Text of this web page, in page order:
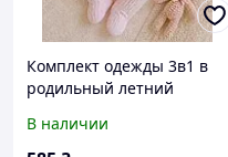
Комплект одежды 3в1 в
родильный летний
с бодиком и рюшами
В наличии